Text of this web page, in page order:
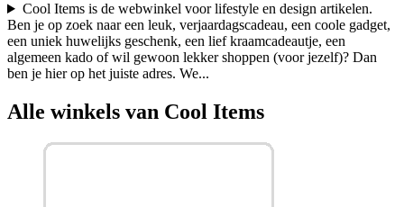
Cool Items is de webwinkel voor lifestyle en design artikelen.
Ben je op zoek naar een leuk, verjaardagscadeau, een coole gadget,
een uniek huwelijks geschenk, een lief kraamcadeautje, een
algemeen kado of wil gewoon lekker shoppen (voor jezelf)? Dan
ben je hier op het juiste adres. We...
Alle winkels van Cool Items